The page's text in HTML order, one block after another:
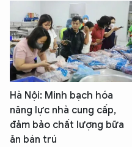
Hà Nội: Minh bạch hóa
năng lực nhà cung cấp,
đảm bảo chất lượng bữa
ăn bán trú